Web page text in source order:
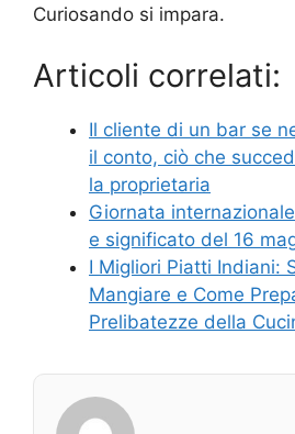
Curiosando si impara.
Articoli correlati:
Il cliente di un bar se
il conto, ciò che
la proprietaria
Giornata
e significato del 16
I Migliori Piatti Indiani:
Mangiare e Come
Prelibatezze della